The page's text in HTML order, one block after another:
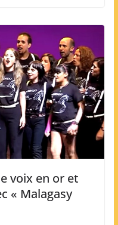
voix en or et
« Malagasy